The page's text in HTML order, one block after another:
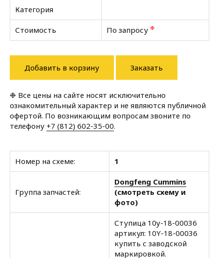
Категория
Стоимость По запросу ❉
Добавить в корзину Заказать
❉ Все цены на сайте носят исключительно
ознакомительный характер и не являются публичной
офертой. По возникающим вопросам звоните по
телефону +7 (812) 602-35-00.
Номер на схеме: 1
Группа запчастей:
Dongfeng Cummins
(смотреть схему и
фото)
Ступица 10y-18-00036
артикул: 10Y-18-00036
купить с заводской
маркировкой.